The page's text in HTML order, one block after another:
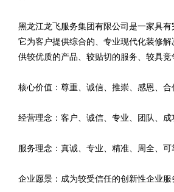
黑龙江龙飞服务集团有限公司是一家具有
它为客户提供综合的、专业现代化装修
供较优质的产品、较贴切的服务、较具竞
核心价值：尊重、诚信、推崇、感恩、合
经营理念：客户、诚信、专业、团队、成
服务理念：真诚、专业、精准、周全、可
企业愿景：成为较受信任的创新性企业服